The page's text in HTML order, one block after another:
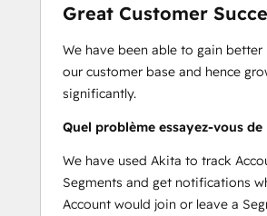
Great Customer
We have been able to gain
our customer base and hence
significantly.
Quel problème essayez-vous de
We have used Akita to track
Segments and get notifications
Account would join or leave a